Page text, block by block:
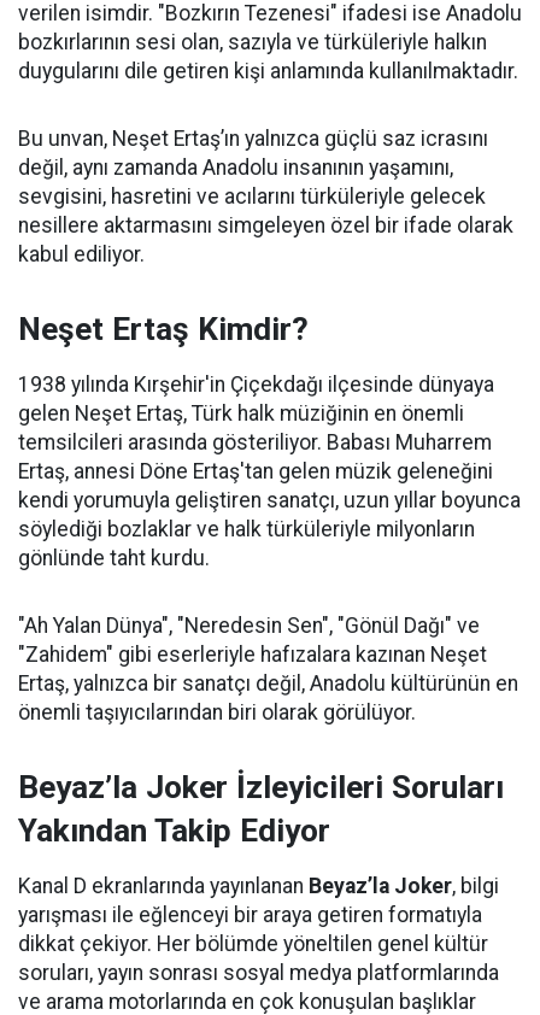
verilen isimdir. "Bozkırın Tezenesi" ifadesi ise Anadolu
bozkırlarının sesi olan, sazıyla ve türküleriyle halkın
duygularını dile getiren kişi anlamında kullanılmaktadır.
Bu unvan, Neşet Ertaş’ın yalnızca güçlü saz icrasını
değil, aynı zamanda Anadolu insanının yaşamını,
sevgisini, hasretini ve acılarını türküleriyle gelecek
nesillere aktarmasını simgeleyen özel bir ifade olarak
kabul ediliyor.
Neşet Ertaş Kimdir?
1938 yılında Kırşehir'in Çiçekdağı ilçesinde dünyaya
gelen Neşet Ertaş, Türk halk müziğinin en önemli
temsilcileri arasında gösteriliyor. Babası Muharrem
Ertaş, annesi Döne Ertaş'tan gelen müzik geleneğini
kendi yorumuyla geliştiren sanatçı, uzun yıllar boyunca
söylediği bozlaklar ve halk türküleriyle milyonların
gönlünde taht kurdu.
"Ah Yalan Dünya", "Neredesin Sen", "Gönül Dağı" ve
"Zahidem" gibi eserleriyle hafızalara kazınan Neşet
Ertaş, yalnızca bir sanatçı değil, Anadolu kültürünün en
önemli taşıyıcılarından biri olarak görülüyor.
Beyaz’la Joker İzleyicileri Soruları
Yakından Takip Ediyor
Kanal D ekranlarında yayınlanan Beyaz’la Joker, bilgi
yarışması ile eğlenceyi bir araya getiren formatıyla
dikkat çekiyor. Her bölümde yöneltilen genel kültür
soruları, yayın sonrası sosyal medya platformlarında
ve arama motorlarında en çok konuşulan başlıklar